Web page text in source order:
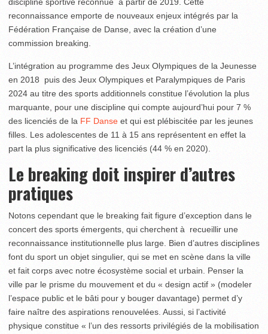
reconnaissance emporte de nouveaux enjeux intégrés par la
Fédération Française de Danse, avec la création d’une
commission breaking.
L’intégration au programme des Jeux Olympiques de la Jeunesse
en 2018 puis des Jeux Olympiques et Paralympiques de Paris
2024 au titre des sports additionnels constitue l’évolution la plus
marquante, pour une discipline qui compte aujourd’hui pour 7 %
des licenciés de la FF Danse et qui est plébiscitée par les jeunes
filles. Les adolescentes de 11 à 15 ans représentent en effet la
part la plus significative des licenciés (44 % en 2020).
Le breaking doit inspirer d’autres
pratiques
Notons cependant que le breaking fait figure d’exception dans le
concert des sports émergents, qui cherchent à recueillir une
reconnaissance institutionnelle plus large. Bien d’autres disciplines
font du sport un objet singulier, qui se met en scène dans la ville
et fait corps avec notre écosystème social et urbain. Penser la
ville par le prisme du mouvement et du « design actif » (modeler
l’espace public et le bâti pour y bouger davantage) permet d’y
faire naître des aspirations renouvelées. Aussi, si l’activité
physique constitue « l’un des ressorts privilégiés de la mobilisation